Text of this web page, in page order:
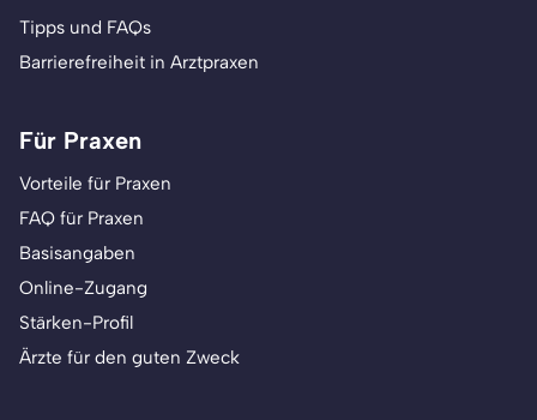
Tipps und FAQs
Barrierefreiheit in Arztpraxen
Für Praxen
Vorteile für Praxen
FAQ für Praxen
Basisangaben
Online-Zugang
Stärken-Profil
Ärzte für den guten Zweck